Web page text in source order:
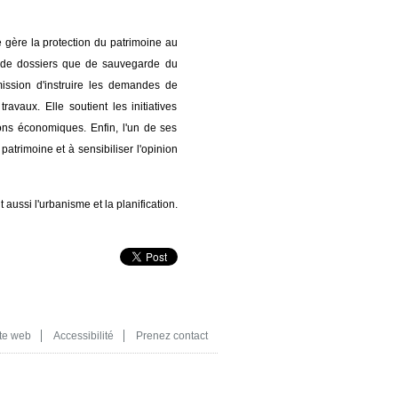
la protection du patrimoine au
dossiers que de sauvegarde du
d'instruire les demandes de
Elle soutient les initiatives
économiques. Enfin, l'un de ses
et à sensibiliser l'opinion
l'urbanisme et la planification.
web Accessibilité Prenez contact